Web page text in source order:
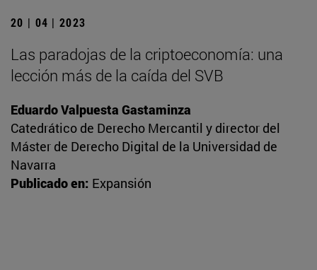
20 | 04 | 2023
Las paradojas de la criptoeconomía: una
lección más de la caída del SVB
Eduardo Valpuesta Gastaminza
Catedrático de Derecho Mercantil y director del
Máster de Derecho Digital de la Universidad de
Navarra
Publicado en: Expansión